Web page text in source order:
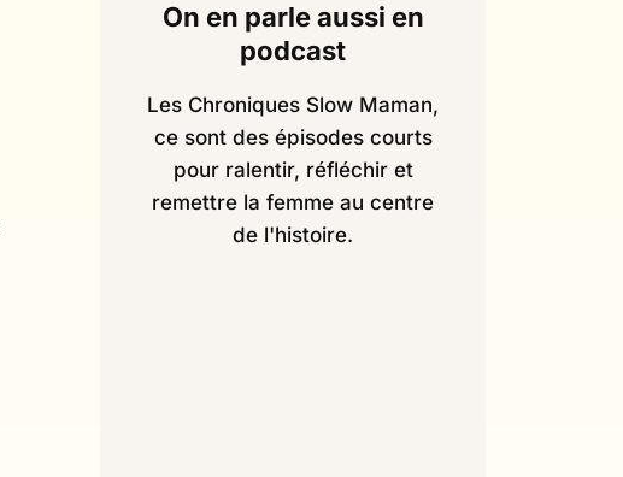
On en parle aussi en
podcast
Les Chroniques Slow Maman,
ce sont des épisodes courts
pour ralentir, réfléchir et
remettre la femme au centre
de l'histoire.